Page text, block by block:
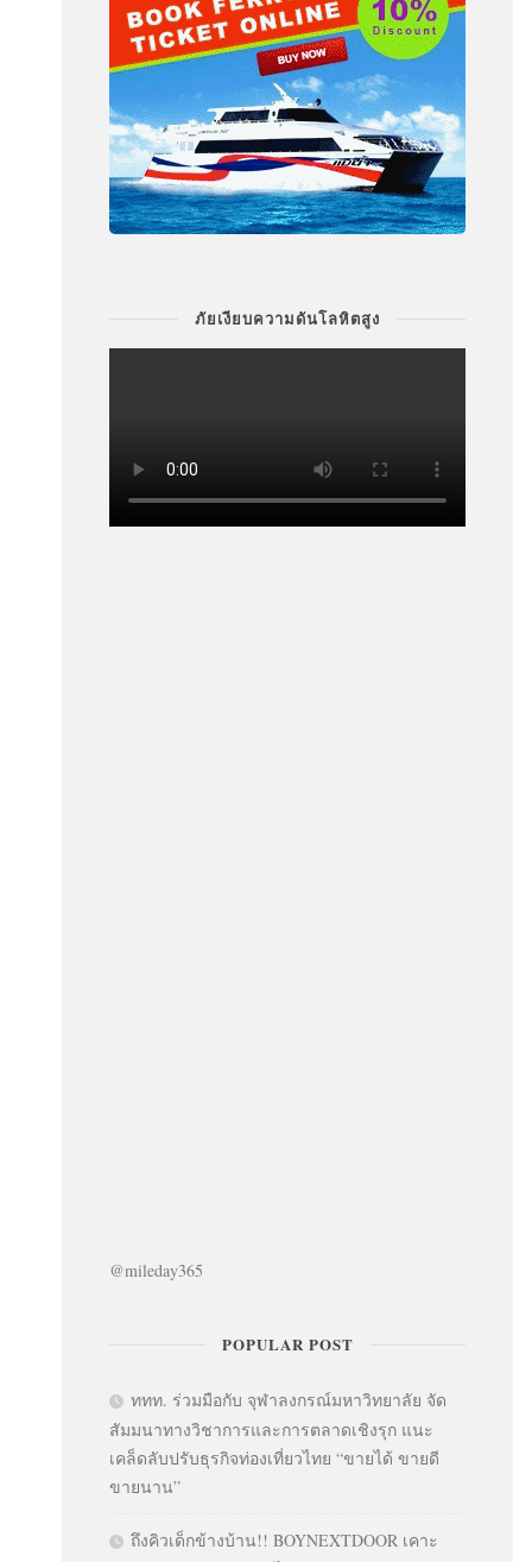
ภัยเงียบความดันโลหิตสูง
@mileday365
POPULAR POST
ททท. ร่วมมือกับ จุฬาลงกรณ์มหาวิทยาลัย จัด
สัมมนาทางวิชาการและการตลาดเชิงรุก แนะ
เคล็ดลับปรับธุรกิจท่องเที่ยวไทย “ขายได้ ขายดี
ขายนาน”
ถึงคิวเด็กข้างบ้าน!! BOYNEXTDOOR เคาะ